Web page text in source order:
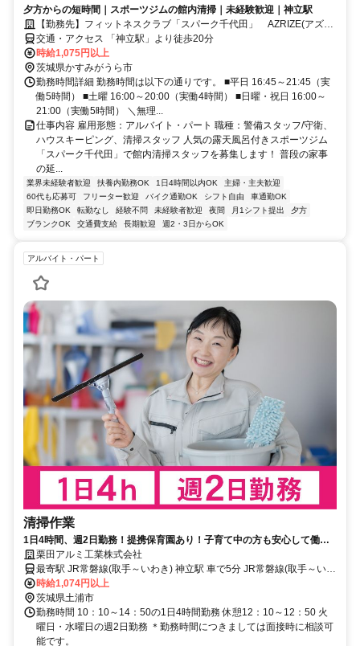
夕方からの短時間｜スポーツジムの館内清掃｜未経験歓迎｜神立駅
【勤務先】フィットネスクラブ「スパーク千代田」 AZRIZE(アズラ
イズ)株式会社
交通・アクセス 「神立駅」より徒歩20分
時給1,075円以上
茨城県かすみがうら市
勤務時間詳細 勤務時間は以下の通りです。 ■平日 16:45～21:45（実
働5時間） ■土曜 16:00～20:00（実働4時間） ■日曜・祝日 16:00～
21:00（実働5時間） ＼無理...
仕事内容 雇用形態：アルバイト・パート 職種：警備スタッフ/守衛、
ハウスキーピング、清掃スタッフ 人気の露天風呂付きスポーツジム
「スパーク千代田」で館内清掃スタッフを募集します！ 普段の家事
の延...
業界未経験者歓迎 扶養内勤務OK 1日4時間以内OK
主婦・主夫歓迎
60代も応募可
フリーター歓迎 バイク通勤OK シフト自由
車通勤OK
即日勤務OK
転勤なし 経験不問 未経験者歓迎 夜間 月1シフト提出
夕方
ブランクOK
交通費支給 長期歓迎 週2・3日からOK
アルバイト・パート
清掃作業
1日4時間、週2日勤務！提携保育園あり！子育て中の方も安心して働け
ます！女性活躍中！
栗田アルミ工業株式会社
最寄駅 JR常磐線(取手～いわき) 神立駅 車で5分 JR常磐線(取手～いわ
き) 土浦駅 車で15分
時給1,074円以上
茨城県土浦市
勤務時間 10：10～14：50の1日4時間勤務 休憩12：10～12：50 火
曜日・水曜日の週2日勤務 ＊勤務時間につきましては面接時に相談可
能です。